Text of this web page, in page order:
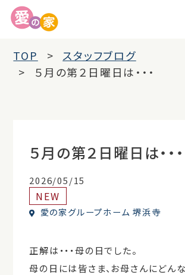
TOP
スタッフブログ
５月の第２日曜日は・・・
５月の第２日曜日は・・・
2026/05/15
NEW
愛の家グループホーム 堺浜寺
正解は・・・母の日でした。
母の日には皆さま、お母さんにどん